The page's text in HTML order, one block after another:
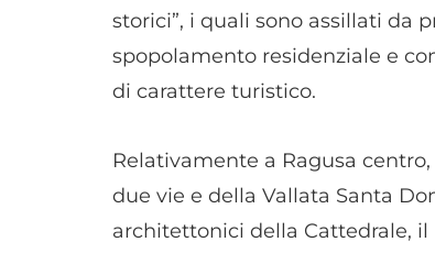
storici”, i quali sono assillati da
spopolamento residenziale e
di carattere turistico.
Relativamente a Ragusa
due vie e della Vallata Santa
architettonici della Cattedrale, il